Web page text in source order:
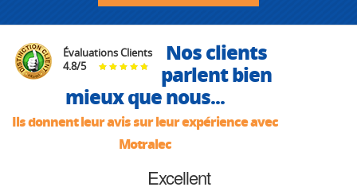
Évaluations Clients
4.8/5
Nos clients
parlent bien
mieux que nous...
Ils donnent leur avis sur leur expérience avec
Motralec
Excellent